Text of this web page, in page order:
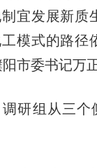
宜发展新质
模式的路径
市委书记万
组从三个